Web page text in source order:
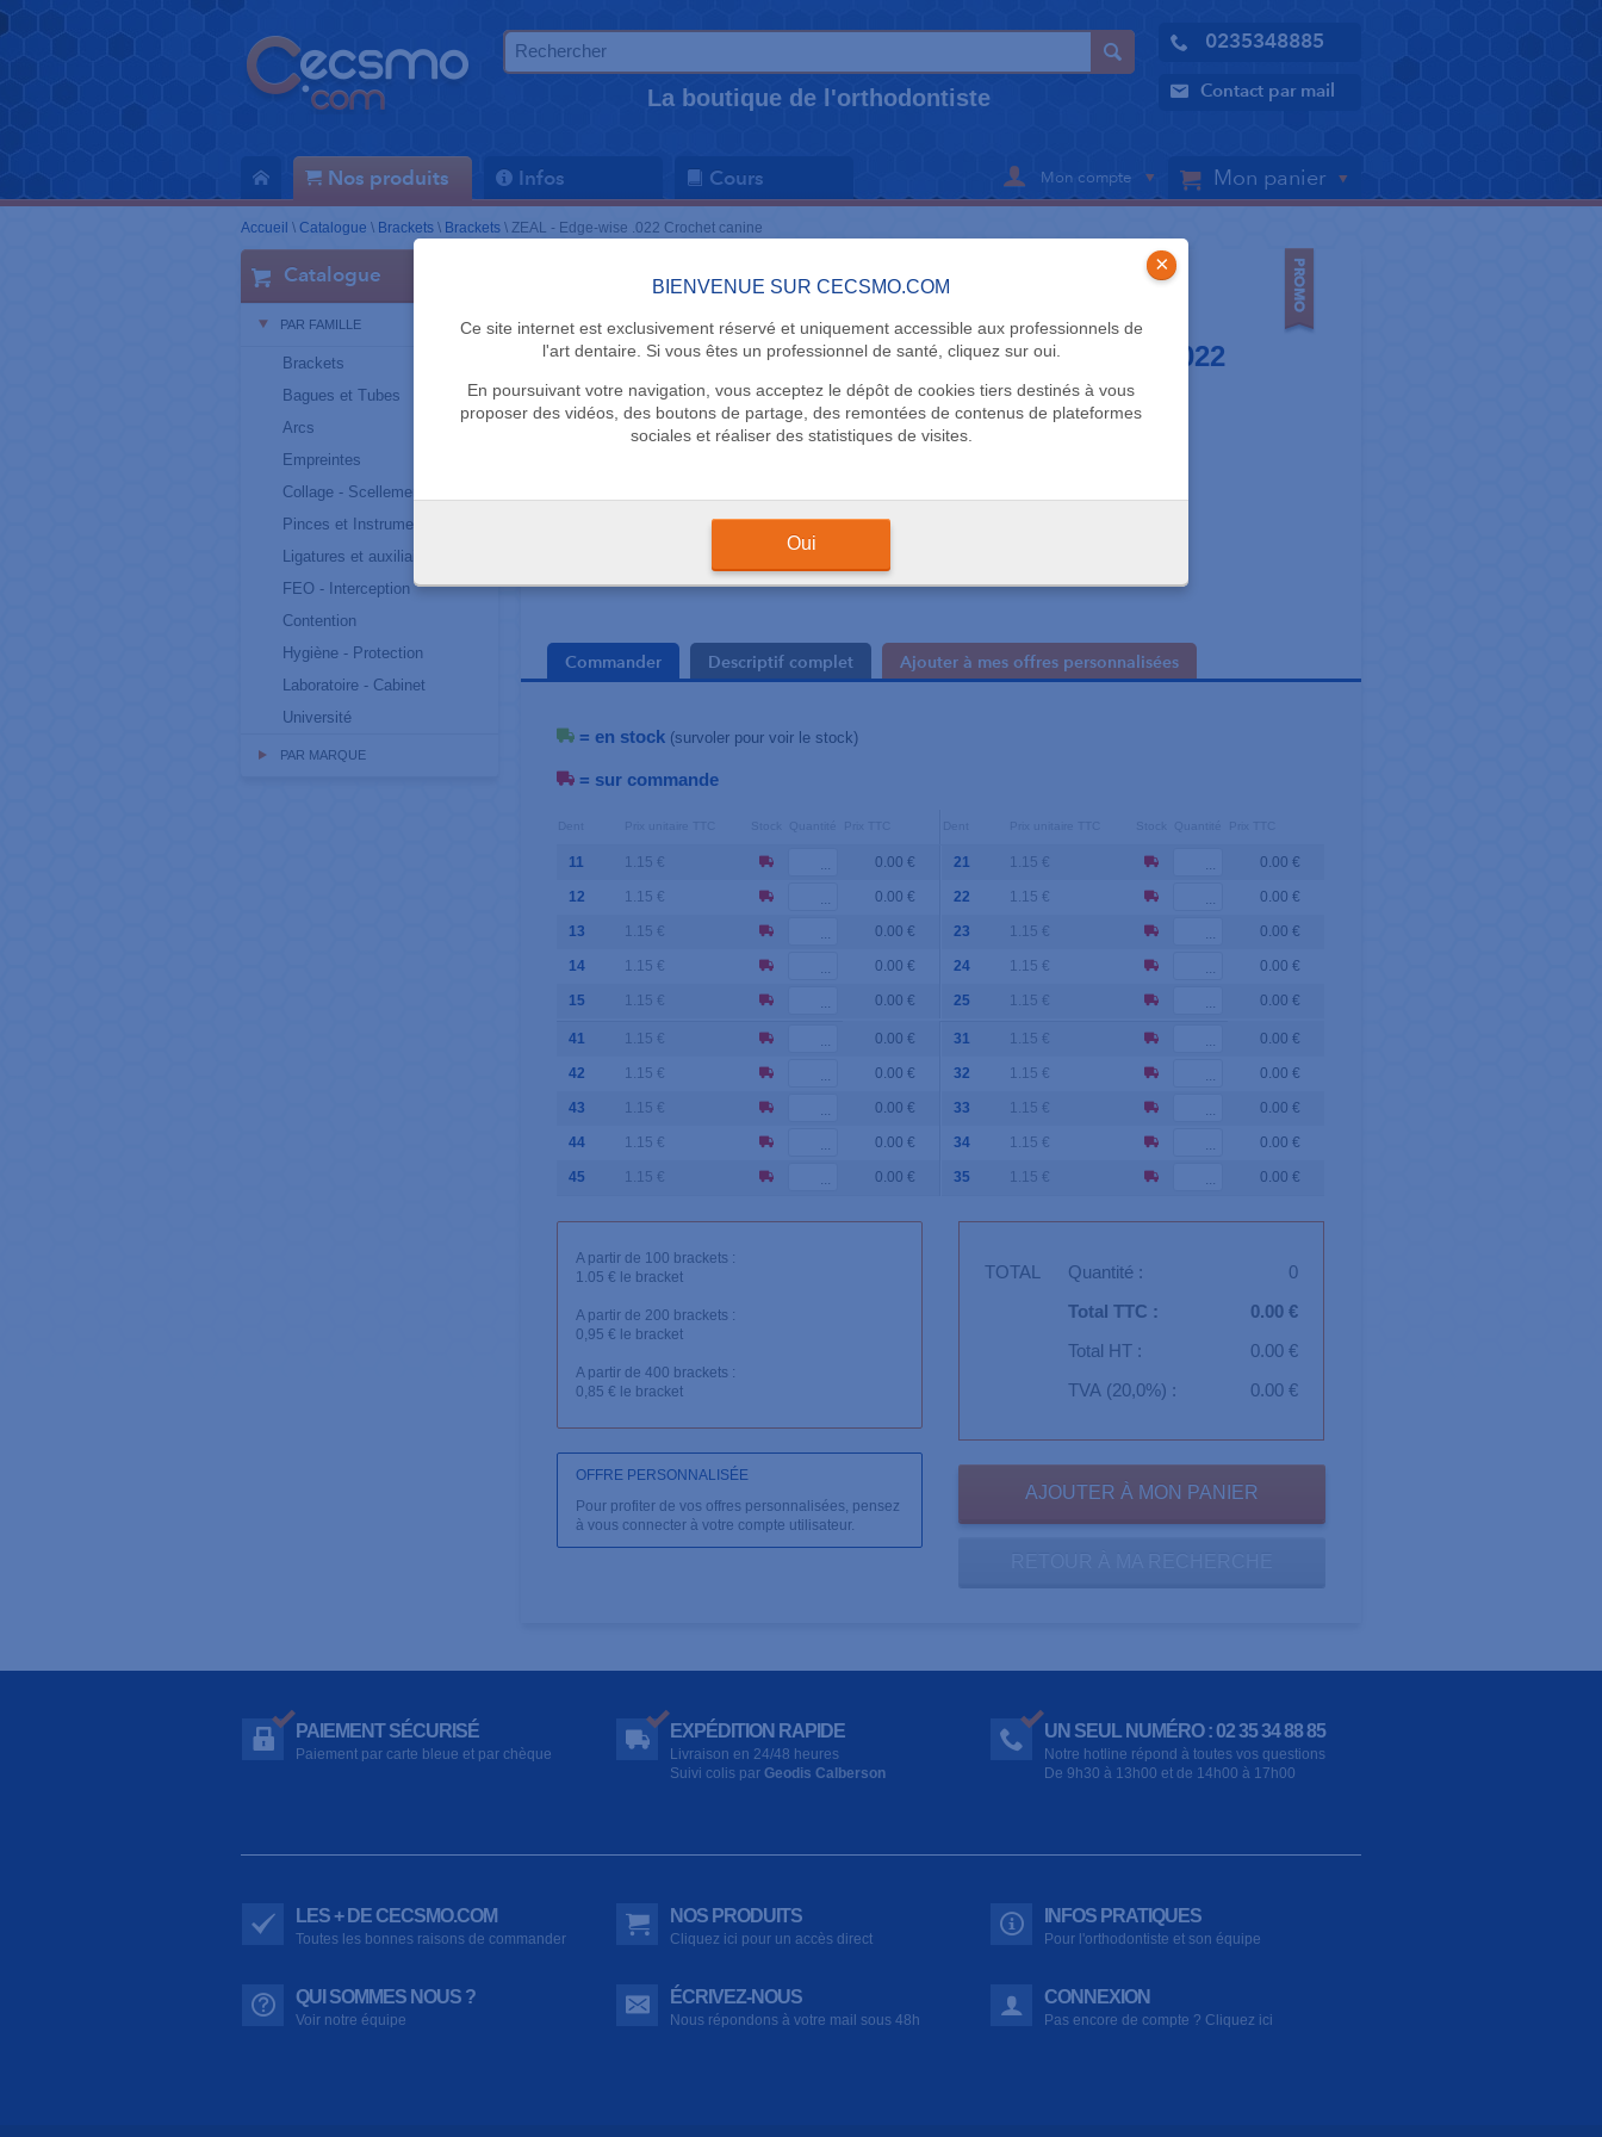
La boutique de l'orthodontiste
0235348885
Contact par mail
Nos produits Infos Cours Mon compte Mon panier
BIENVENUE SUR CECSMO.COM
Ce site internet est exclusivement réservé et uniquement accessible aux professionnels de
l'art dentaire. Si vous êtes un professionnel de santé, cliquez sur oui.
En poursuivant votre navigation, vous acceptez le dépôt de cookies tiers destinés à vous
proposer des vidéos, des boutons de partage, des remontées de contenus de plateformes
sociales et réaliser des statistiques de visites.
×
Oui
Accueil \ Catalogue \ Brackets \ Brackets \ ZEAL - Edge-wise .022 Crochet canine
Catalogue
PAR FAMILLE
Brackets
Bagues et Tubes
Arcs
Empreintes
Collage - Scellement
Pinces et Instruments
Ligatures et auxiliaires
FEO - Interception
Contention
Hygiène - Protection
Laboratoire - Cabinet
Université
PAR MARQUE
BRACKETS
ZEAL - Edge-wise .022
Crochet canine
DTC
Commander Descriptif complet Ajouter à mes offres personnalisées
= en stock (survoler pour voir le stock)
= sur commande
11 1.15 € 0.00 €
12 1.15 € 0.00 €
13 1.15 € 0.00 €
14 1.15 € 0.00 €
15 1.15 € 0.00 €
41 1.15 € 0.00 €
42 1.15 € 0.00 €
43 1.15 € 0.00 €
44 1.15 € 0.00 €
45 1.15 € 0.00 €
21 1.15 € 0.00 €
22 1.15 € 0.00 €
23 1.15 € 0.00 €
24 1.15 € 0.00 €
25 1.15 € 0.00 €
31 1.15 € 0.00 €
32 1.15 € 0.00 €
33 1.15 € 0.00 €
34 1.15 € 0.00 €
35 1.15 € 0.00 €
A partir de 100 brackets :
1.05 € le bracket
A partir de 200 brackets :
0,95 € le bracket
A partir de 400 brackets :
0,85 € le bracket
OFFRE PERSONNALISÉE
Pour profiter de vos offres personnalisées, pensez
à vous connecter à votre compte utilisateur.
TOTAL Quantité :
0
Total TTC :
0.00 €
Total HT :
0.00 €
TVA (20,0%) :
0.00 €
PAIEMENT SÉCURISÉ
Paiement par carte bleue et par chèque
EXPÉDITION RAPIDE
Livraison en 24/48 heures
Suivi colis par Geodis Calberson
UN SEUL NUMÉRO : 02 35 34 88 85
Notre hotline répond à toutes vos questions
De 9h30 à 13h00 et de 14h00 à 17h00
LES + DE CECSMO.COM
Toutes les bonnes raisons de commander
NOS PRODUITS
Cliquez ici pour un accès direct
INFOS PRATIQUES
Pour l'orthodontiste et son équipe
QUI SOMMES NOUS ?
Voir notre équipe
ÉCRIVEZ-NOUS
Nous répondons à votre mail sous 48h
CONNEXION
Pas encore de compte ? Cliquez ici